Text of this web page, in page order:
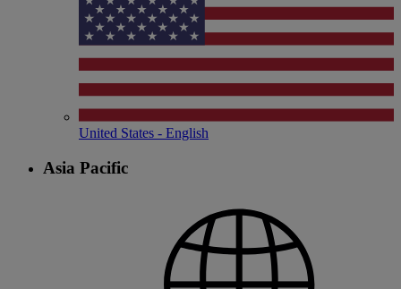
United States - English
Asia Pacific